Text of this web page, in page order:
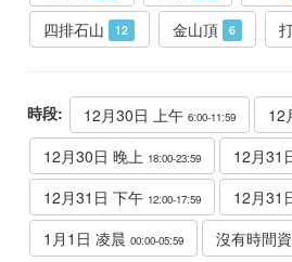
四排石山 12 金山頂 6
時段: 12月30日 上午 6:00-11:59 12
12月30日 晚上 18:00-23:59 12月31
12月31日 下午 12:00-17:59 12月31
1月1日 凌晨 00:00-05:59 沒有時間